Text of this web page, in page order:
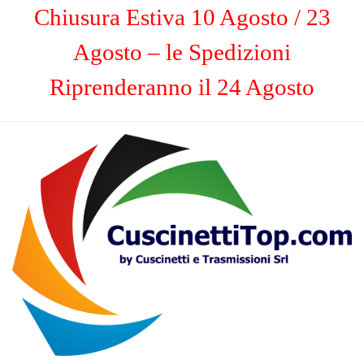
Chiusura Estiva 10 Agosto / 23
Agosto – le Spedizioni
Riprenderanno il 24 Agosto